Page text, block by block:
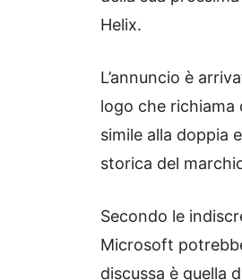
Helix.
L’annuncio è
logo che richiama
simile alla doppia
storica del
Secondo le
Microsoft
discussa è quella